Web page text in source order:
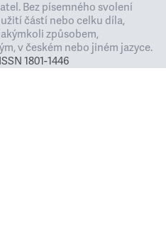
Bez písemného svolení
částí nebo celku díla,
způsobem,
v českém nebo jiném jazyce.
1801-1446